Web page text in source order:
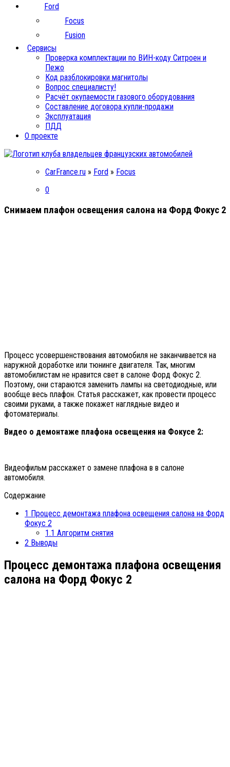
Ford
Focus
Fusion
Сервисы
Проверка комплектации по ВИН-коду Ситроен и
Пежо
Код разблокировки магнитолы
Вопрос специалисту!
Расчёт окупаемости газового оборудования
Составление договора купли-продажи
Эксплуатация
ПДД
О проекте
CarFrance.ru » Ford » Focus
0
Снимаем плафон освещения салона на Форд Фокус 2
Процесс усовершенствования автомобиля не заканчивается на
наружной доработке или тюнинге двигателя. Так, многим
автомобилистам не нравится свет в салоне Форд Фокус 2.
Поэтому, они стараются заменить лампы на светодиодные, или
вообще весь плафон. Статья расскажет, как провести процесс
своими руками, а также покажет наглядные видео и
фотоматериалы.
Видео о демонтаже плафона освещения на Фокусе 2:
Видеофильм расскажет о замене плафона в в салоне
автомобиля.
Содержание
1 Процесс демонтажа плафона освещения салона на Форд
Фокус 2
1.1 Алгоритм снятия
2 Выводы
Процесс демонтажа плафона освещения
салона на Форд Фокус 2